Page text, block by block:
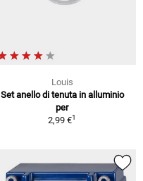
Louis
Set anello di tenuta in alluminio
per
2,99 €1